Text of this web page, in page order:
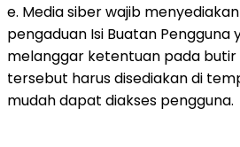
e. Media siber wajib
pengaduan Isi Buatan Pengguna
melanggar ketentuan pada
tersebut harus disediakan di
mudah dapat diakses pengguna.